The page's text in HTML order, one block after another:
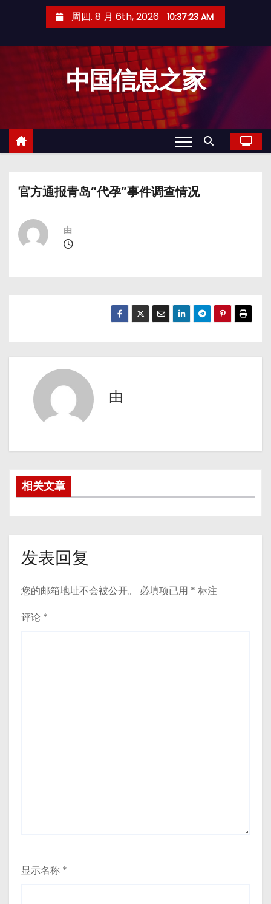
周四. 8 月 6th, 2026 10:37:24 AM
中国信息之家
官方通报青岛“代孕”事件调查情况
由
由
相关文章
发表回复
您的邮箱地址不会被公开。 必填项已用 * 标注
评论 *
显示名称 *